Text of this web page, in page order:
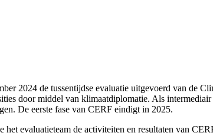
2024 de tussentijdse evaluatie uitgevoerd van de
door middel van klimaatdiplomatie. Als
De eerste fase van CERF eindigt in 2025.
evaluatieteam de activiteiten en resultaten van